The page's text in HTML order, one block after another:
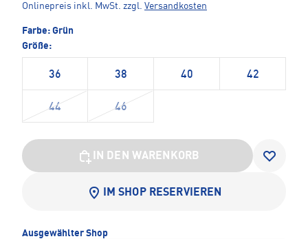
Onlinepreis inkl. MwSt. zzgl. Versandkosten
Farbe: Grün
Größe:
36 38 40 42
44 46
IN DEN WARENKORB
IM SHOP RESERVIEREN
Ausgewählter Shop